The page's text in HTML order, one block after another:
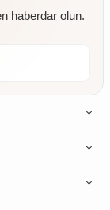
haberdar olun.